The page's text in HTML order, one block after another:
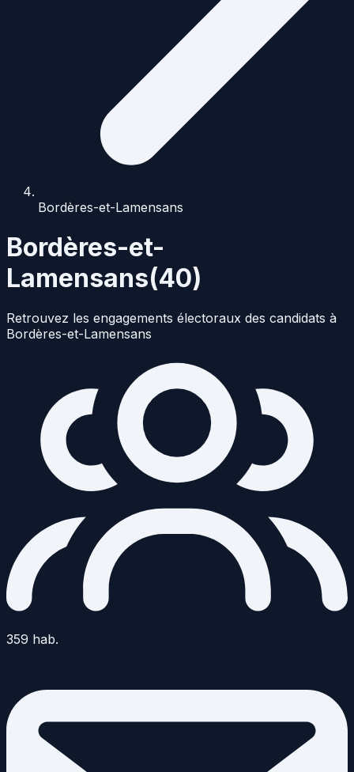
Bordères-et-Lamensans
Bordères-et-
Lamensans(40)
Retrouvez les engagements électoraux des candidats à
Bordères-et-Lamensans
359 hab.